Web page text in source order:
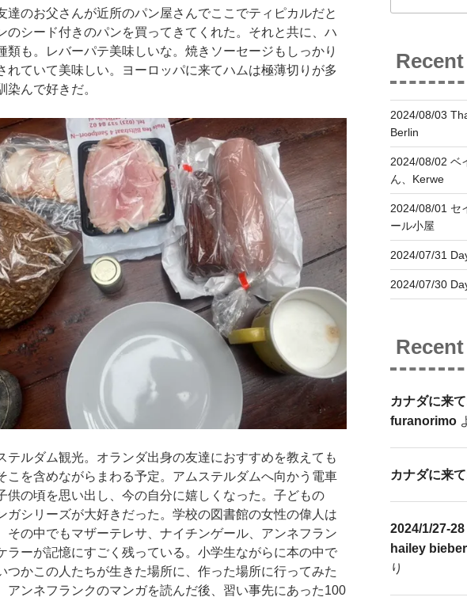
達のお父さんが近所のパン屋さんでここでティピカルだと
のシード付きのパンを買ってきてくれた。それと共に、ハ
類も。レバーパテ美味しいな。焼きソーセージもしっかり
れていて美味しい。ヨーロッパに来てハムは極薄切りが多
染んで好きだ。
テルダム観光。オランダ出身の友達におすすめを教えても
こを含めながらまわる予定。アムステルダムへ向かう電車
供の頃を思い出し、今の自分に嬉しくなった。子どもの
ガシリーズが大好きだった。学校の図書館の女性の偉人は
その中でもマザーテレサ、ナイチンゲール、アンネフラン
ラーが記憶にすごく残っている。小学生ながらに本の中で
つかこの人たちが生きた場所に、作った場所に行ってみた
アンネフランクのマンガを読んだ後、習い事先にあった100
2024/08/03
Berlin
2024/08/02 ベ
ん、Kerwe
2024/08/01 セ
ール小屋
2024/07/31
2024/07/30
カナダに来
furanorimo
カナダに来
2024/1/27-28
hailey
り